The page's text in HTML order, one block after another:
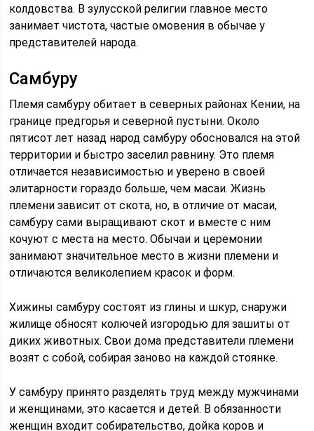
колдовства. В зулусской религии главное место
занимает чистота, частые омовения в обычае у
представителей народа.
Самбуру
Племя самбуру обитает в северных районах Кении, на
границе предгорья и северной пустыни. Около
пятисот лет назад народ самбуру обосновался на этой
территории и быстро заселил равнину. Это племя
отличается независимостью и уверено в своей
элитарности гораздо больше, чем масаи. Жизнь
племени зависит от скота, но, в отличие от масаи,
самбуру сами выращивают скот и вместе с ним
кочуют с места на место. Обычаи и церемонии
занимают значительное место в жизни племени и
отличаются великолепием красок и форм.
Хижины самбуру состоят из глины и шкур, снаружи
жилище обносят колючей изгородью для зашиты от
диких животных. Свои дома представители племени
возят с собой, собирая заново на каждой стоянке.
У самбуру принято разделять труд между мужчинами
и женщинами, это касается и детей. В обязанности
женщин входит собирательство, дойка коров и